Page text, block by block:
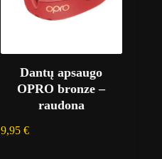
Dantų apsaugo
OPRO bronze –
raudona
9,95 €